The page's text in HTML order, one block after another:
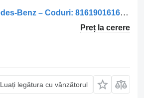
Sisteme de încălzire Incalzitor de apa pentru camion Mercedes-Benz – Coduri: 81619016168, 81619016169, 81619016161
Preț la cerere
Luați legătura cu vânzătorul